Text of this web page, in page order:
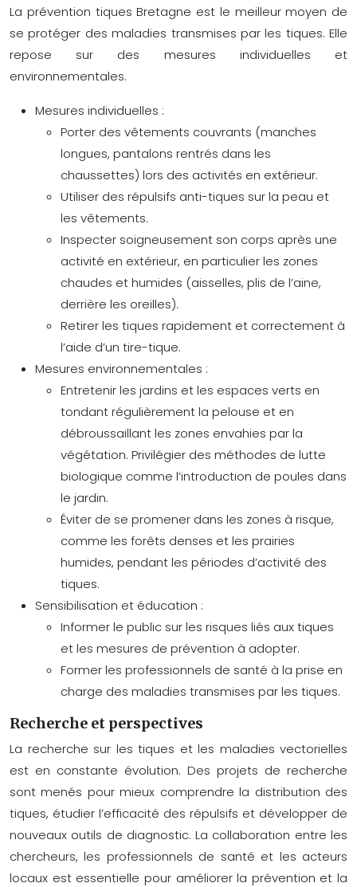
La prévention tiques Bretagne est le meilleur moyen de
se protéger des maladies transmises par les tiques. Elle
repose sur des mesures individuelles et
environnementales.
Mesures individuelles :
Porter des vêtements couvrants (manches
longues, pantalons rentrés dans les
chaussettes) lors des activités en extérieur.
Utiliser des répulsifs anti-tiques sur la peau et
les vêtements.
Inspecter soigneusement son corps après une
activité en extérieur, en particulier les zones
chaudes et humides (aisselles, plis de l’aine,
derrière les oreilles).
Retirer les tiques rapidement et correctement à
l’aide d’un tire-tique.
Mesures environnementales :
Entretenir les jardins et les espaces verts en
tondant régulièrement la pelouse et en
débroussaillant les zones envahies par la
végétation. Privilégier des méthodes de lutte
biologique comme l’introduction de poules dans
le jardin.
Éviter de se promener dans les zones à risque,
comme les forêts denses et les prairies
humides, pendant les périodes d’activité des
tiques.
Sensibilisation et éducation :
Informer le public sur les risques liés aux tiques
et les mesures de prévention à adopter.
Former les professionnels de santé à la prise en
charge des maladies transmises par les tiques.
Recherche et perspectives
La recherche sur les tiques et les maladies vectorielles
est en constante évolution. Des projets de recherche
sont menés pour mieux comprendre la distribution des
tiques, étudier l’efficacité des répulsifs et développer de
nouveaux outils de diagnostic. La collaboration entre les
chercheurs, les professionnels de santé et les acteurs
locaux est essentielle pour améliorer la prévention et la